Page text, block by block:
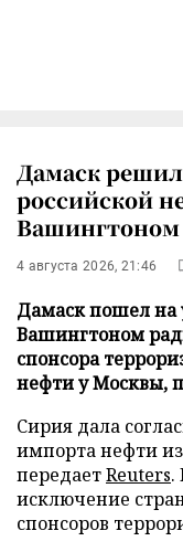
Дамаск решил
российской
Вашингтоном
4 августа 2026, 21:46
Дамаск пошел на
Вашингтоном
спонсора
нефти у Москвы,
Сирия дала
импорта нефти
передаетReuters.
исключение
спонсоров